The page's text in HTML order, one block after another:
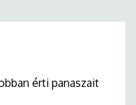
érti panaszait